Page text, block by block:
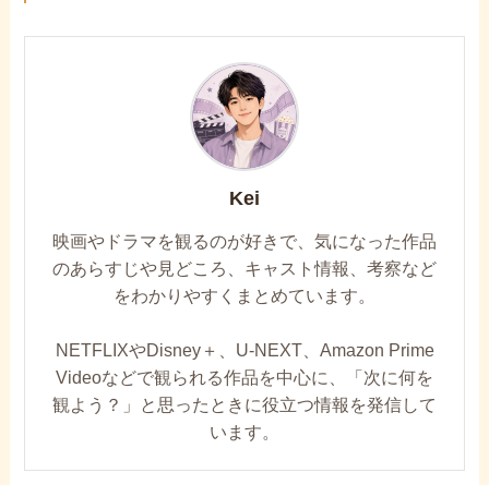
Kei
映画やドラマを観るのが好きで、気になった作品
のあらすじや見どころ、キャスト情報、考察など
をわかりやすくまとめています。
NETFLIXやDisney＋、U-NEXT、Amazon Prime
Videoなどで観られる作品を中心に、「次に何を
観よう？」と思ったときに役立つ情報を発信して
います。